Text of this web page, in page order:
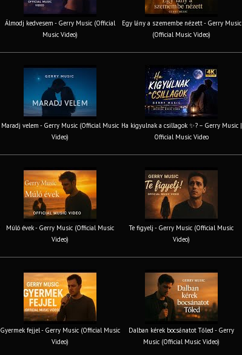
Álmodj kedvesem - Gerry Music (Official
Music Video)
Egy lány a szemembe nézett - Gerry Music
(Official Music Video)
Maradj velem - Gerry Music (Official Music
Video)
Ha kigyulnak a csillagok ✨? – Gerry Music |
Official Music Video
Múló évek - Gerry Music (Official Music
Video)
Te figyelj - Gerry Music (Official Music
Video)
Gyermek fejjel - Gerry Music (Official Music
Video)
Dalban kérek bocsánatot Tőled - Gerry
Music (Official Music Video)